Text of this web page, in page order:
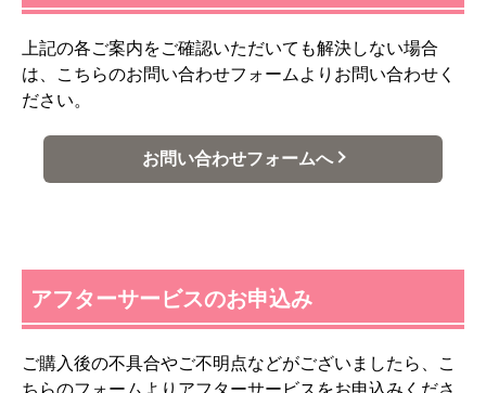
上記の各ご案内をご確認いただいても解決しない場合
は、こちらのお問い合わせフォームよりお問い合わせく
ださい。
お問い合わせフォームへ
アフターサービスのお申込み
ご購入後の不具合やご不明点などがございましたら、こ
ちらのフォームよりアフターサービスをお申込みくださ